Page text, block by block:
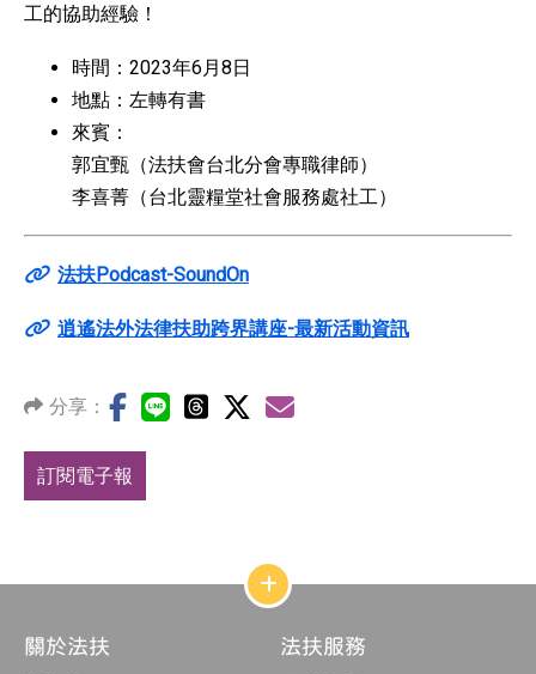
工的協助經驗！
時間：2023年6月8日
地點：左轉有書
來賓：
郭宜甄（法扶會台北分會專職律師）
李喜菁（台北靈糧堂社會服務處社工）
法扶Podcast-SoundOn
逍遙法外法律扶助跨界講座-最新活動資訊
分享：
訂閱電子報
網
站
構
關於法扶 法扶服務